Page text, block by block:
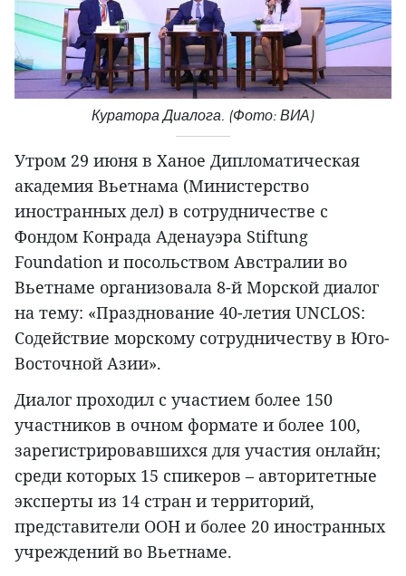
Куратора Диалога. (Фото: ВИА)
Утром 29 июня в Ханое Дипломатическая
академия Вьетнама (Министерство
иностранных дел) в сотрудничестве с
Фондом Конрада Аденауэра Stiftung
Foundation и посольством Австралии во
Вьетнаме организовала 8-й Морской диалог
на тему: «Празднование 40-летия UNCLOS:
Содействие морскому сотрудничеству в Юго-
Восточной Азии».
Диалог проходил с участием более 150
участников в очном формате и более 100,
зарегистрировавшихся для участия онлайн;
среди которых 15 спикеров – авторитетные
эксперты из 14 стран и территорий,
представители ООН и более 20 иностранных
учреждений во Вьетнаме.